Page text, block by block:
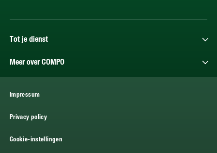
Tot je dienst
Meer over COMPO
Impressum
Privacy policy
Cookie-instellingen